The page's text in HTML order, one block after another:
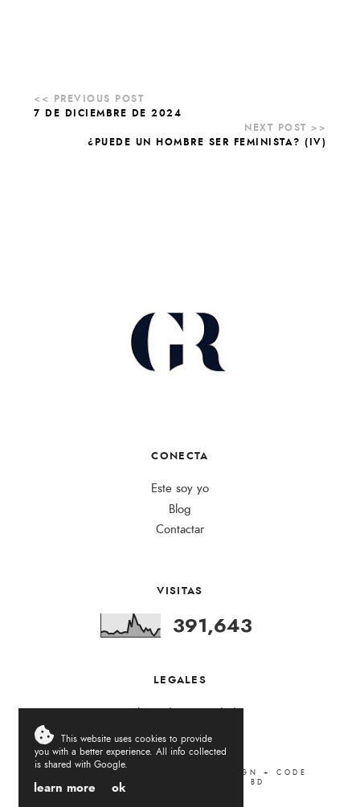
7 DE DICIEMBRE DE 2024
¿PUEDE UN HOMBRE SER FEMINISTA? (IV)
CONECTA
Este soy yo
Blog
Contactar
VISITAS
391,643
LEGALES
Política de Privacidad
LA VIDA DEL REVÉS
DESIGN + CODE
LOVELOGIC
BD
This website uses cookies to provide
you with a better experience. All info collected
is shared with Google.
learn more ok